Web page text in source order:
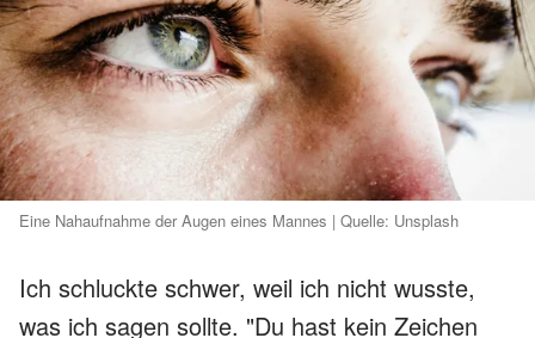
Eine Nahaufnahme der Augen eines Mannes | Quelle: Unsplash
Ich schluckte schwer, weil ich nicht wusste,
was ich sagen sollte. "Du hast kein Zeichen